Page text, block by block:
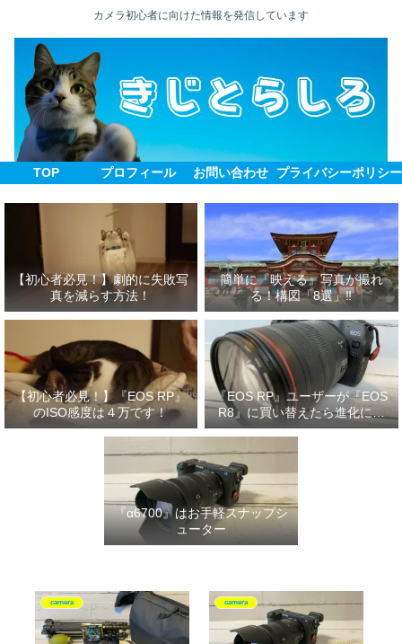
カメラ初心者に向けた情報を発信しています
TOP プロフィール お問い合わせ プライバシーポリシー
【初心者必見！】劇的に失敗写
真を減らす方法！
簡単に『映える』写真が撮れ
る！構図「8選」‼
【初心者必見！】『EOS RP』
のISO感度は４万です！
『EOS RP』ユーザーが『EOS
R8』に買い替えたら進化に驚
いた‼
『α6700』はお手軽スナップシ
ューター
camera グッズ紹介